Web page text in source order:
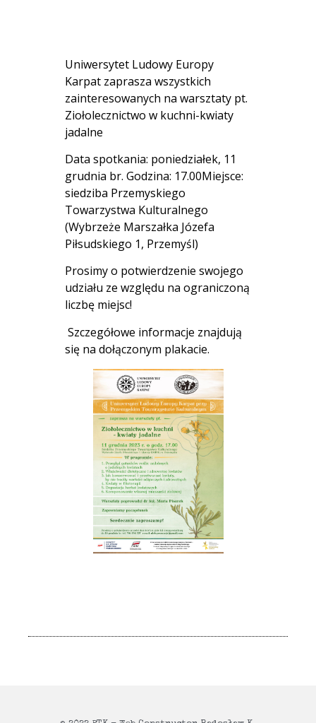
Uniwersytet Ludowy Europy
Karpat zaprasza wszystkich
zainteresowanych na warsztaty pt.
Ziołolecznictwo w kuchni-kwiaty
jadalne
Data spotkania: poniedziałek, 11
grudnia br. Godzina: 17.00Miejsce:
siedziba Przemyskiego
Towarzystwa Kulturalnego
(Wybrzeże Marszałka Józefa
Piłsudskiego 1, Przemyśl)
Prosimy o potwierdzenie swojego
udziału ze względu na ograniczoną
liczbę miejsc!
Szczegółowe informacje znajdują
się na dołączonym plakacie.